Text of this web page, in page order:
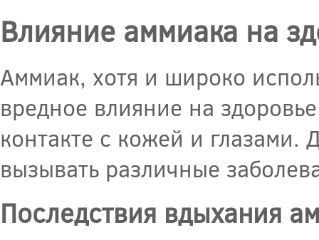
Влияние аммиака на
Аммиак, хотя и широко
вредное влияние на
контакте с кожей и глазами.
вызывать различные
Последствия вдыхания